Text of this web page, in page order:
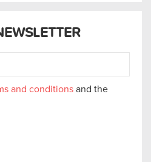
and conditionsand the